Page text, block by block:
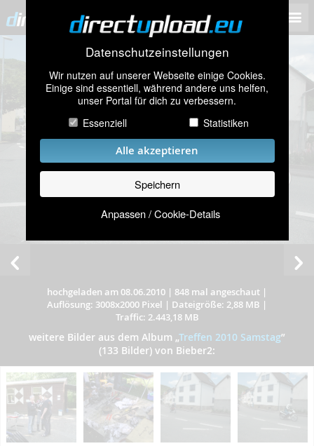
Datenschutzeinstellungen
Wir nutzen auf unserer Webseite einige Cookies.
Einige sind essentiell, während andere uns helfen,
unser Portal für dich zu verbessern.
Essenziell
Statistiken
Alle akzeptieren
Speichern
Anpassen / Cookie-Details
hochgeladen am 08.06.2010 | 848 mal angeschaut |
Auflösung: 3008x2000 Pixel | Dateigröße: 2,88 MB |
Traffic: 2.443,18 MB
weitere Bilder aus dem Album „Treffen 2010 Samstag”
(133 Bilder) von Bieber2: